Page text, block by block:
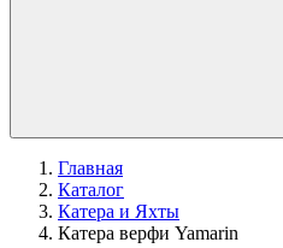
Главная
Каталог
Катера и Яхты
Катера верфи Yamarin